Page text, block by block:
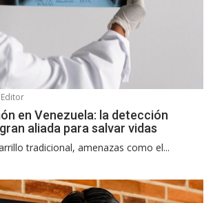
Editor
en Venezuela: la detección
aliada para salvar vidas
tradicional, amenazas como el...